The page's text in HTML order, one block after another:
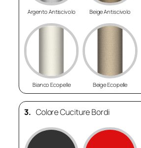
Argento Antiscivolo Beige Antiscivolo
Bianco Ecopelle Beige Ecopelle
3. Colore Cuciture Bordi